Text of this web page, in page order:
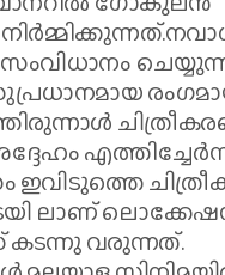
ഇവിടുത്തെ
ലാണ്
വരുന്നത്.